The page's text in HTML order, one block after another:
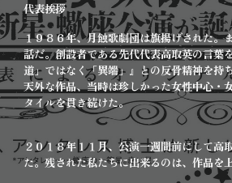
代表挨拶
１９８６年、月蝕歌劇団は旗揚げされた。
話だ。創設者である先代代表高取英の言葉
道」ではなく「異端」』との反骨精神を持
天外な作品、当時は珍しかった女性中心・
タイルを貫き続けた。
２０１８年１１月、公演一週間前にして高
た。残された私たちに出来るのは、作品を